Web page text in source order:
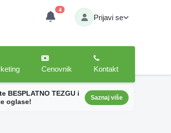
4
Prijavi se
Cenovnik Kontakt
BESPLATNO TEZGU i
oglase!
Saznaj više